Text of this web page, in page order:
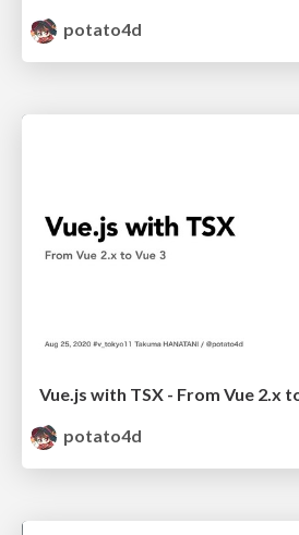
potato4d
Vue.js with TSX - From Vue 2.x
potato4d